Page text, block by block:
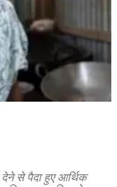
देने से पैदा हुए आर्थिक